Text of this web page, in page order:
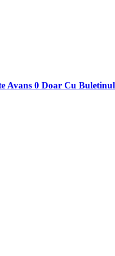
Avans 0 Doar Cu Buletinul